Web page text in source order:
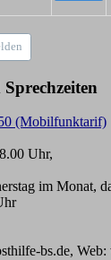
(Mobilfunktarif)
Uhr,
im Monat,
bs.de,